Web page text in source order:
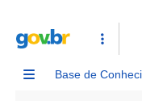
Base de